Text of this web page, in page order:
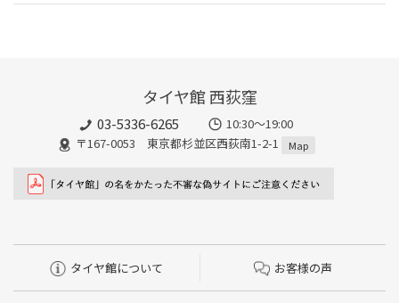
タイヤ館 西荻窪
03-5336-6265
10:30～19:00
〒167-0053 東京都杉並区西荻南1-2-1
Map
タイヤ館について お客様の声